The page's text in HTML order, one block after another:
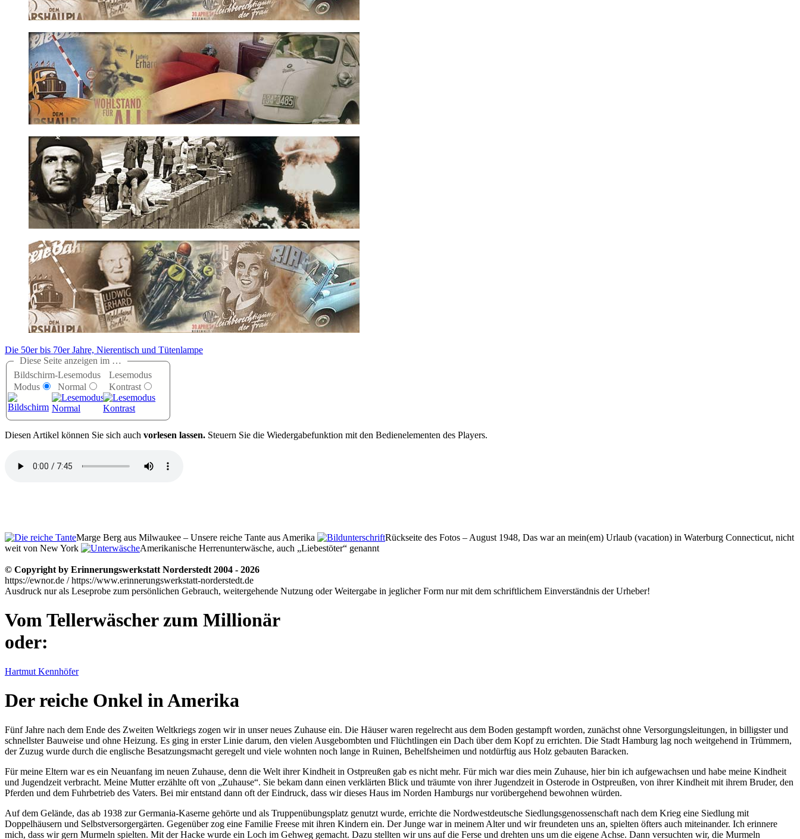
Die 50er bis 70er Jahre, Nierentisch und Tütenlampe
Diese Seite anzeigen im …
Bildschirm-
Modus
Lesemodus
Normal
Lesemodus
Kontrast
Diesen Artikel können Sie sich auch vorlesen lassen. Steuern Sie die Wiedergabefunktion mit den Bedienelementen des Players.
Marge Berg aus Milwaukee – Unsere reiche Tante aus Amerika
Rückseite des Fotos – August 1948, Das war an mein(em) Urlaub (vacation) in Waterburg Connecticut, nicht
weit von New York
Amerikanische Herrenunterwäsche, auch „Liebestöter“ genannt
© Copyright by Erinnerungswerkstatt Norderstedt 2004 - 2026
https://ewnor.de / https://www.erinnerungswerkstatt-norderstedt.de
Ausdruck nur als Leseprobe zum persönlichen Gebrauch, weitergehende Nutzung oder Weitergabe in jeglicher Form nur mit dem schriftlichem Einverständnis der Urheber!
Vom Tellerwäscher zum Millionär
oder:
Hartmut Kennhöfer
Der reiche Onkel in Amerika
Fünf Jahre nach dem Ende des Zweiten Weltkriegs zogen wir in unser neues Zuhause ein. Die Häuser waren regelrecht aus dem Boden gestampft worden, zunächst ohne Versorgungsleitungen, in billigster und
schnellster Bauweise und ohne Heizung. Es ging in erster Linie darum, den vielen Ausgebombten und Flüchtlingen ein Dach über dem Kopf zu errichten. Die Stadt Hamburg lag noch weitgehend in Trümmern,
der Zuzug wurde durch die englische Besatzungsmacht geregelt und viele wohnten noch lange in Ruinen, Behelfsheimen und notdürftig aus Holz gebauten Baracken.
Für meine Eltern war es ein Neuanfang im neuen Zuhause, denn die Welt ihrer Kindheit in Ostpreußen gab es nicht mehr. Für mich war dies mein Zuhause, hier bin ich aufgewachsen und habe meine Kindheit
und Jugendzeit verbracht. Meine Mutter erzählte oft von
Zuhause . Sie bekam dann einen verklärten Blick und träumte von ihrer Jugendzeit in Osterode in Ostpreußen, von ihrer Kindheit mit ihrem Bruder, den
Pferden und dem Fuhrbetrieb des Vaters. Bei mir entstand dann oft der Eindruck, dass wir dieses Haus im Norden Hamburgs nur vorübergehend bewohnen würden.
Auf dem Gelände, das ab 1938 zur Germania-Kaserne gehörte und als Truppenübungsplatz genutzt wurde, errichte die Nordwestdeutsche Siedlungsgenossenschaft nach dem Krieg eine Siedlung mit
Doppelhäusern und Selbstversorgergärten. Gegenüber zog eine Familie Freese mit ihren Kindern ein. Der Junge war in meinem Alter und wir freundeten uns an, spielten öfters auch miteinander. Ich erinnere
mich, dass wir gern Murmeln spielten. Mit der Hacke wurde ein Loch im Gehweg gemacht. Dazu stellten wir uns auf die Ferse und drehten uns um die eigene Achse. Dann versuchten wir, die Murmeln